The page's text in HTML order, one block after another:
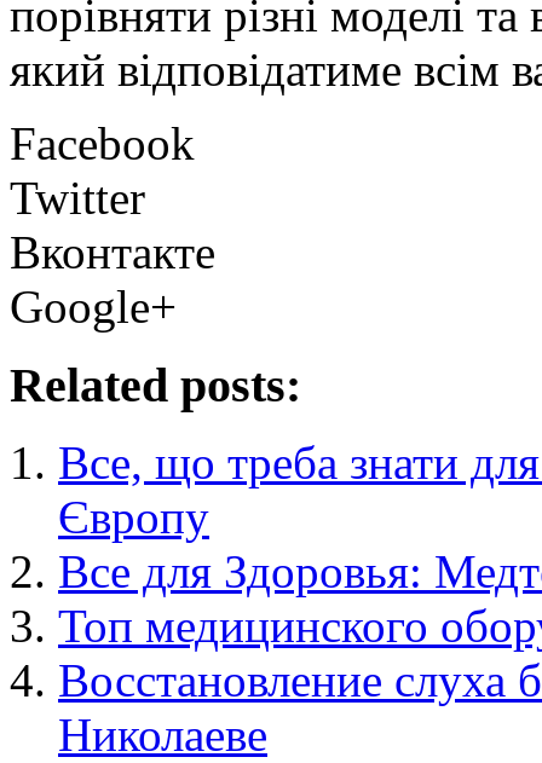
порівняти різні моделі
який відповідатиме всім
Facebook
Twitter
Вконтакте
Google+
Related posts:
Все, що треба знати
Європу
Все для Здоровья:
Топ медицинского
Восстановление слуха
Николаеве